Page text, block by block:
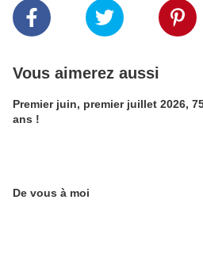
Vous aimerez aussi
Premier juin, premier juillet 2026, 75
ans !
De vous à moi